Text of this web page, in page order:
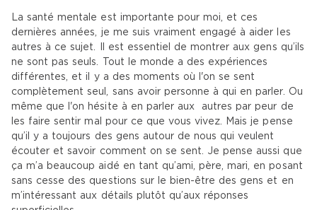
La santé mentale est importante pour moi, et ces
dernières années, je me suis vraiment engagé à aider les
autres à ce sujet. Il est essentiel de montrer aux gens qu’ils
ne sont pas seuls. Tout le monde a des expériences
différentes, et il y a des moments où l'on se sent
complètement seul, sans avoir personne à qui en parler. Ou
même que l'on hésite à en parler aux autres par peur de
les faire sentir mal pour ce que vous vivez. Mais je pense
qu’il y a toujours des gens autour de nous qui veulent
écouter et savoir comment on se sent. Je pense aussi que
ça m’a beaucoup aidé en tant qu’ami, père, mari, en posant
sans cesse des questions sur le bien-être des gens et en
m’intéressant aux détails plutôt qu’aux réponses